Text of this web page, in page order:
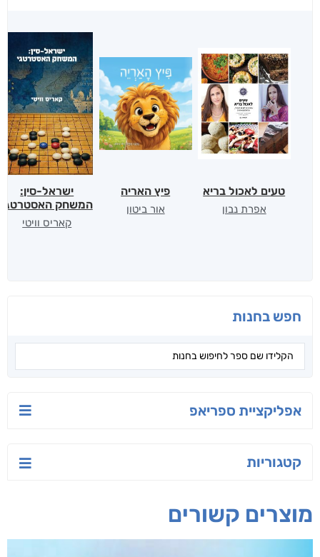
חפש בחנות
אפליקציית ספריאפ
קטגוריות
טעים לאכול בריא
אפרת נבון
פיץ האריה
אור ביטון
ישראל-סין:
המשחק האסטרטגי
קאריס וויטי
מוצרים קשורים